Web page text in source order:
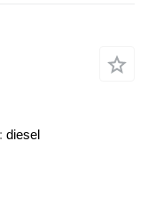
diesel